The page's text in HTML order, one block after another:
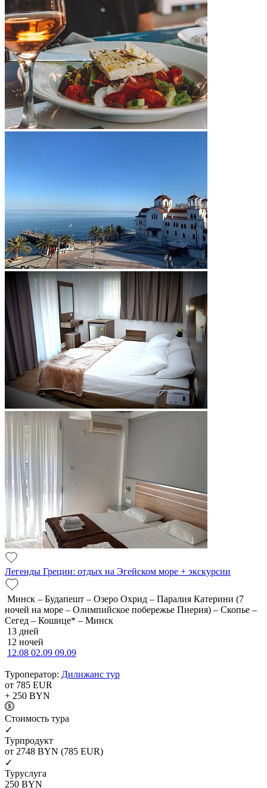
Легенды Греции: отдых на Эгейском море + экскурсии
Минск – Будапешт – Озеро Охрид – Паралия Катерини (7
ночей на море – Олимпийское побережье Пиерия) – Скопье –
Сегед – Кошице* – Минск
13 дней
12 ночей
12.08 02.09 09.09
Туроператор: Дилижанс тур
от 785 EUR
+ 250 BYN
Cтоимость тура
✓
Турпродукт
от 2748 BYN (785 EUR)
✓
Туруслуга
250 BYN